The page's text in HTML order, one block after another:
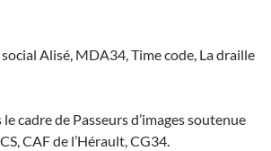
Alisé, MDA34, Time code, La draille
cadre de Passeurs d’images soutenue
CAF de l’Hérault, CG34.